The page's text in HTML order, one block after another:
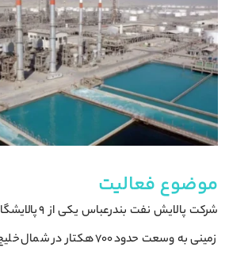
موضوع فعالیت
شرکت پالایش
زمینی به وسعت حدود ۷۰۰